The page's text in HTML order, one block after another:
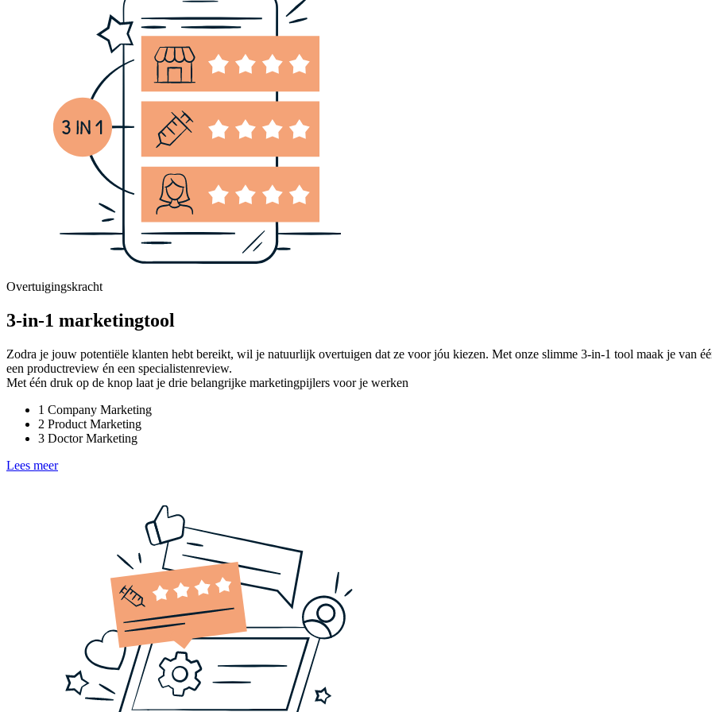
Overtuigingskracht
3-in-1 marketingtool
Zodra je jouw potentiële klanten hebt bereikt, wil je natuurlijk overtuigen dat ze voor jóu kiezen. Met onze slimme 3-in-1 tool maak je van
een productreview én een specialistenreview.
Met één druk op de knop laat je drie belangrijke marketingpijlers voor je werken
1 Company Marketing
2 Product Marketing
3 Doctor Marketing
Lees meer